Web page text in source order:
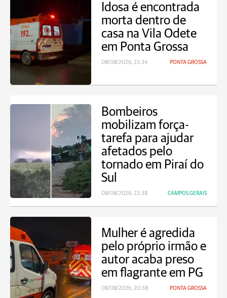
Idosa é encontrada
morta dentro de
casa na Vila Odete
em Ponta Grossa
08/08/2026, 23:34 PONTA GROSSA
Bombeiros
mobilizam força-
tarefa para ajudar
afetados pelo
tornado em Piraí do
Sul
08/08/2026, 22:38 CAMPOS GERAIS
Mulher é agredida
pelo próprio irmão e
autor acaba preso
em flagrante em PG
08/08/2026, 20:38 PONTA GROSSA